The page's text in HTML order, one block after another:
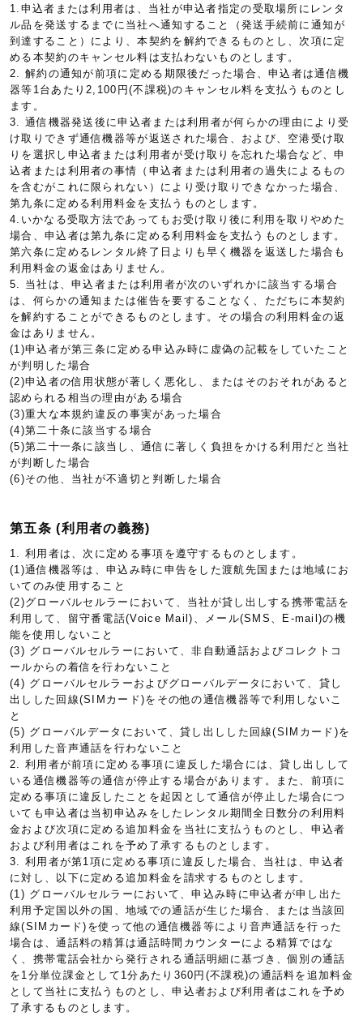
1.申込者または利用者は、当社が申込者指定の受取場所にレンタ
ル品を発送するまでに当社へ通知すること（発送手続前に通知が
到達すること）により、本契約を解約できるものとし、次項に定
める本契約のキャンセル料は支払わないものとします。
2. 解約の通知が前項に定める期限後だった場合、申込者は通信機
器等1台あたり2,100円(不課税)のキャンセル料を支払うものとし
ます。
3. 通信機器発送後に申込者または利用者が何らかの理由により受
け取りできず通信機器等が返送された場合、および、空港受け取
りを選択し申込者または利用者が受け取りを忘れた場合など、申
込者または利用者の事情（申込者または利用者の過失によるもの
を含むがこれに限られない）により受け取りできなかった場合、
第九条に定める利用料金を支払うものとします。
4.いかなる受取方法であってもお受け取り後に利用を取りやめた
場合、申込者は第九条に定める利用料金を支払うものとします。
第六条に定めるレンタル終了日よりも早く機器を返送した場合も
利用料金の返金はありません。
5. 当社は、申込者または利用者が次のいずれかに該当する場合
は、何らかの通知または催告を要することなく、ただちに本契約
を解約することができるものとします。その場合の利用料金の返
金はありません。
(1)申込者が第三条に定める申込み時に虚偽の記載をしていたこと
が判明した場合
(2)申込者の信用状態が著しく悪化し、またはそのおそれがあると
認められる相当の理由がある場合
(3)重大な本規約違反の事実があった場合
(4)第二十条に該当する場合
(5)第二十一条に該当し、通信に著しく負担をかける利用だと当社
が判断した場合
(6)その他、当社が不適切と判断した場合
第五条 (利用者の義務)
1. 利用者は、次に定める事項を遵守するものとします。
(1)通信機器等は、申込み時に申告をした渡航先国または地域にお
いてのみ使用すること
(2)グローバルセルラーにおいて、当社が貸し出しする携帯電話を
利用して、留守番電話(Voice Mail)、メール(SMS、E-mail)の機
能を使用しないこと
(3) グローバルセルラーにおいて、非自動通話およびコレクトコ
ールからの着信を行わないこと
(4) グローバルセルラーおよびグローバルデータにおいて、貸し
出しした回線(SIMカード)をその他の通信機器等で利用しないこ
と
(5) グローバルデータにおいて、貸し出しした回線(SIMカード)を
利用した音声通話を行わないこと
2. 利用者が前項に定める事項に違反した場合には、貸し出しして
いる通信機器等の通信が停止する場合があります。また、前項に
定める事項に違反したことを起因として通信が停止した場合につ
いても申込者は当初申込みをしたレンタル期間全日数分の利用料
金および次項に定める追加料金を当社に支払うものとし、申込者
および利用者はこれを予め了承するものとします。
3. 利用者が第1項に定める事項に違反した場合、当社は、申込者
に対し、以下に定める追加料金を請求するものとします。
(1) グローバルセルラーにおいて、申込み時に申込者が申し出た
利用予定国以外の国、地域での通話が生じた場合、または当該回
線(SIMカード)を使って他の通信機器等により音声通話を行った
場合は、通話料の精算は通話時間カウンターによる精算ではな
く、携帯電話会社から発行される通話明細に基づき、個別の通話
を1分単位課金として1分あたり360円(不課税)の通話料を追加料金
として当社に支払うものとし、申込者および利用者はこれを予め
了承するものとします。